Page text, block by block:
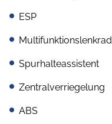
ESP
Multifunktionslenkrad
Spurhalteassistent
Zentralverriegelung
ABS